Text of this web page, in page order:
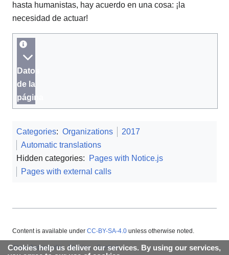
hasta humanistas, hay acuerdo en una cosa: ¡la
necesidad de actuar!
Datos
de la
página
Categories: Organizations
2017
Automatic translations
Hidden categories:
Pages with Notice.js
Pages with external calls
Cookies help us deliver our services. By using our services,
Content is available under CC-BY-SA-4.0 unless otherwise noted.
About Appropedia Policies Contact